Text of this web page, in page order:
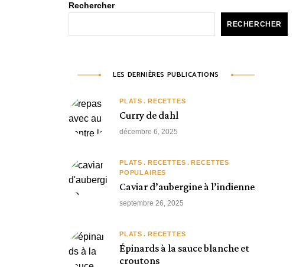
Rechercher
RECHERCHER
LES DERNIÈRES PUBLICATIONS
PLATS RECETTES
Curry de dahl
décembre 6, 2025
PLATS RECETTES
RECETTES
POPULAIRES
Caviar d’aubergine à l’indienne
septembre 26, 2025
PLATS RECETTES
Épinards à la sauce blanche et
croutons